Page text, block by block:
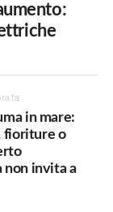
fa
in mare:
fioriture o
non invita a